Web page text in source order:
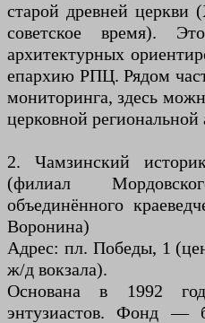
старой древней церкви
советское время).
архитектурных
епархию РПЦ. Рядом
мониторинга, здесь
церковной региональной
2. Чамзинский
(филиал
объединённого
Воронина)
Адрес: пл. Победы, 1
ж/д вокзала).
Основана в 1992
энтузиастов. Фонд —